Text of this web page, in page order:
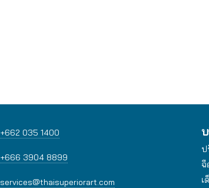
+662 035 1400
+666 3904 8899
services@thaisuperiorart.com
ป
ฉี
เ